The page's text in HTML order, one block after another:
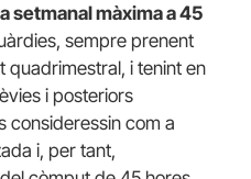
setmanal màxima a 45
sempre prenent
quadrimestral, i tenint en
i posteriors
consideressin com a
i, per tant,